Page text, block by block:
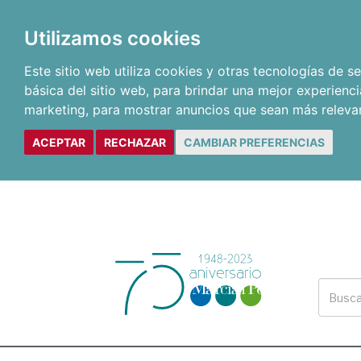
Utilizamos cookies
Este sitio web utiliza cookies y otras tecnologías de
básica del sitio web, para brindar una mejor
marketing, para mostrar anuncios que sean más
ACEPTAR RECHAZAR CAMBIAR PREFERENCIAS